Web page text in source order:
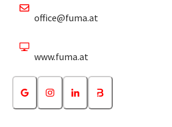
office@fuma.at
www.fuma.at